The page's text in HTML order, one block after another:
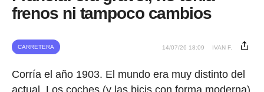
frenos ni tampoco cambios
CARRETERA 14/07/26 18:09 IVAN F.
Corría el año 1903. El mundo era muy distinto del
actual. Los coches (y las bicis con forma moderna)